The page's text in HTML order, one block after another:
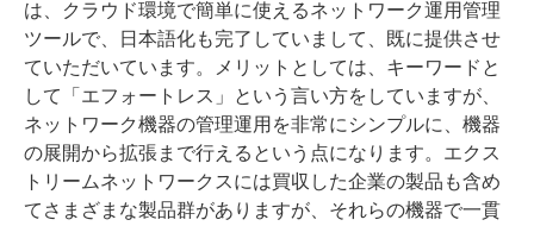
は、クラウド環境で簡単に使えるネットワーク運用管理
ツールで、日本語化も完了していまして、既に提供させ
ていただいています。メリットとしては、キーワードと
して「エフォートレス」という言い方をしていますが、
ネットワーク機器の管理運用を非常にシンプルに、機器
の展開から拡張まで行えるという点になります。エクス
トリームネットワークスには買収した企業の製品も含め
てさまざまな製品群がありますが、それらの機器で一貫